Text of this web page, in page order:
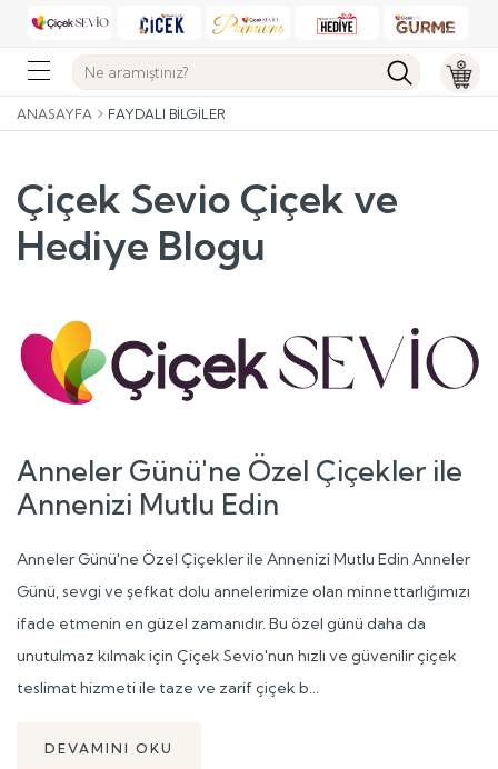
ANASAYFA FAYDALI BILGILER
Çiçek Sevio Çiçek ve
Hediye Blogu
Anneler Günü'ne Özel Çiçekler ile
Annenizi Mutlu Edin
Anneler Günü'ne Özel Çiçekler ile Annenizi Mutlu Edin Anneler
Günü, sevgi ve şefkat dolu annelerimize olan minnettarlığımızı
ifade etmenin en güzel zamanıdır. Bu özel günü daha da
unutulmaz kılmak için Çiçek Sevio'nun hızlı ve güvenilir çiçek
teslimat hizmeti ile taze ve zarif çiçek b...
DEVAMINI OKU